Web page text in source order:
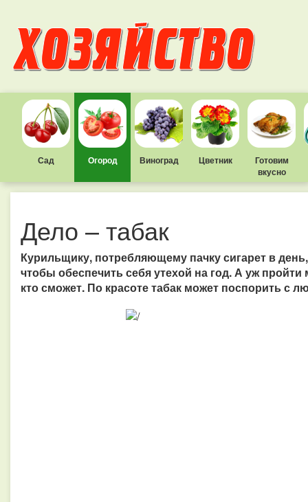
Сад Огород Виноград Цветник
Готовим
вкусно
Дело – табак
Курильщику, потребляющему пачку сигарет в
чтобы обеспечить себя утехой на год. А уж
кто сможет. По красоте табак может поспорить с